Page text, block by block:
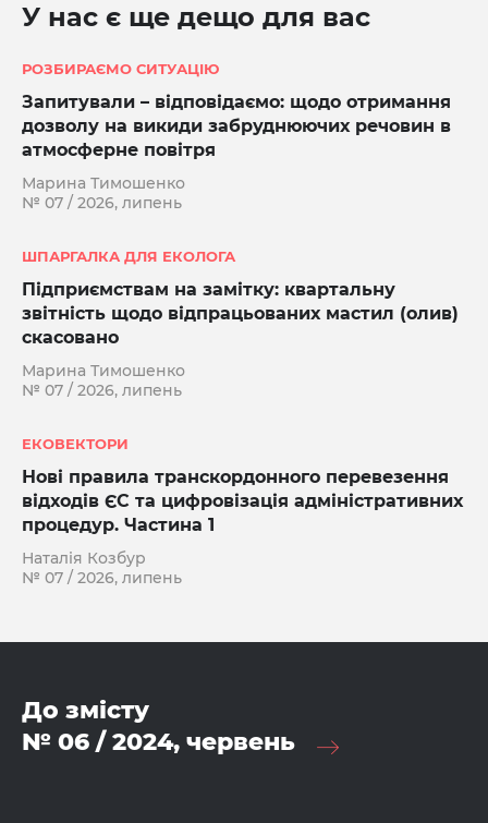
У нас є ще дещо для вас
РОЗБИРАЄМО СИТУАЦІЮ
Запитували – відповідаємо: щодо отримання
дозволу на викиди забруднюючих речовин в
атмосферне повітря
Марина Тимошенко
№ 07 / 2026, липень
ШПАРГАЛКА ДЛЯ ЕКОЛОГА
Підприємствам на замітку: квартальну
звітність щодо відпрацьованих мастил (олив)
скасовано
Марина Тимошенко
№ 07 / 2026, липень
ЕКОВЕКТОРИ
Нові правила транскордонного перевезення
відходів ЄС та цифровізація адміністративних
процедур. Частина 1
Наталія Козбур
№ 07 / 2026, липень
До змісту
№ 06 / 2024, червень